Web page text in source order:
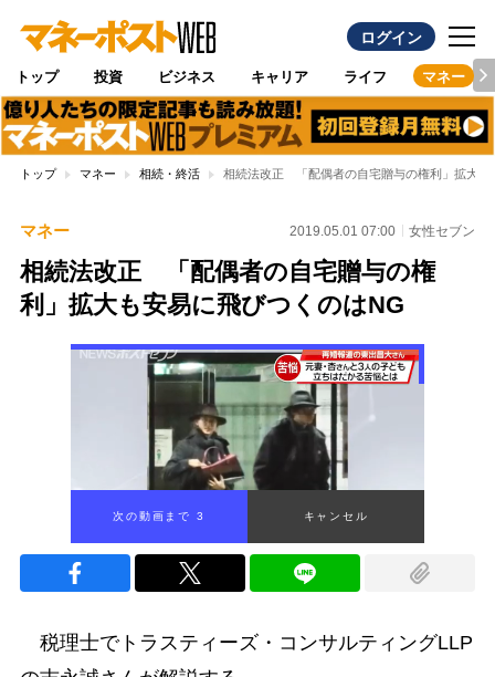
ログイン
トップ 投資 ビジネス キャリア ライフ マネー
トップ マネー 相続・終活 相続法改正 「配偶者の自宅贈与の権利」拡大も
マネー 2019.05.01 07:00 女性セブン
相続法改正 「配偶者の自宅贈与の権
利」拡大も安易に飛びつくのはNG
次の動画まで 2 キャンセル
税理士でトラスティーズ・コンサルティングLLP